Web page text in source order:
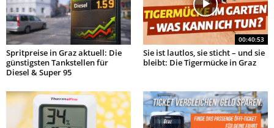
Spritpreise in Graz aktuell: Die
günstigsten Tankstellen für
Diesel & Super 95
00:40:53
Sie ist lautlos, sie sticht – und sie
bleibt: Die Tigermücke in Graz